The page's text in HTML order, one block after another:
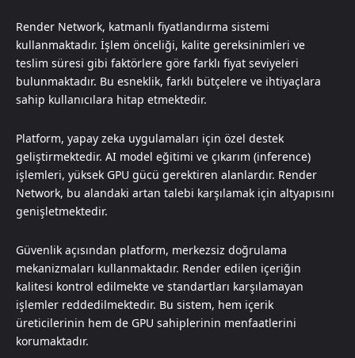
Render Network, katmanlı fiyatlandırma sistemi
kullanmaktadır. İşlem önceliği, kalite gereksinimleri ve
teslim süresi gibi faktörlere göre farklı fiyat seviyeleri
bulunmaktadır. Bu esneklik, farklı bütçelere ve ihtiyaçlara
sahip kullanıcılara hitap etmektedir.
Platform, yapay zeka uygulamaları için özel destek
geliştirmektedir. AI model eğitimi ve çıkarım (inference)
işlemleri, yüksek GPU gücü gerektiren alanlardır. Render
Network, bu alandaki artan talebi karşılamak için altyapısını
genişletmektedir.
Güvenlik açısından platform, merkezsiz doğrulama
mekanizmaları kullanmaktadır. Render edilen içeriğin
kalitesi kontrol edilmekte ve standartları karşılamayan
işlemler reddedilmektedir. Bu sistem, hem içerik
üreticilerinin hem de GPU sahiplerinin menfaatlerini
korumaktadır.